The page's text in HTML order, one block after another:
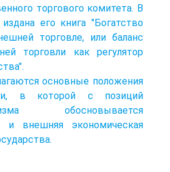
торгового комитета. В
его книга "Богатство
торговле, или баланс
торговли как регулятор
основные положения
в которой с позиций
обосновывается
и внешняя экономическая